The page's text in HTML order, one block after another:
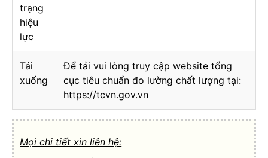
trạng
hiệu
lực
Tải
xuống
Để tải vui lòng truy cập website tổng
cục tiêu chuẩn đo lường chất lượng tại:
https://tcvn.gov.vn
Mọi chi tiết xin liên hệ: